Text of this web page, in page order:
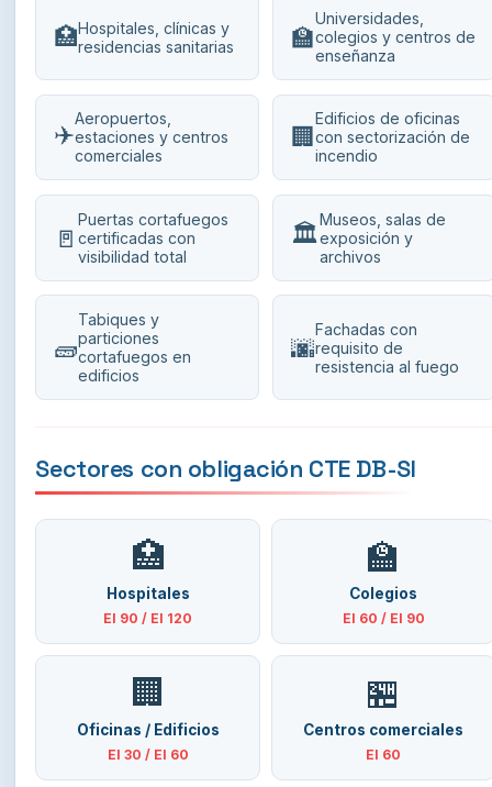
🏥Hospitales, clínicas y
residencias sanitarias
🏫
Universidades,
colegios y centros de
enseñanza
✈️Aeropuertos,
estaciones y centros
comerciales
🏢
Edificios de oficinas
con sectorización de
incendio
🚪
Puertas cortafuegos
certificadas con
visibilidad total
🏛️Museos, salas de
exposición y
archivos
🧱
Tabiques y
particiones
cortafuegos en
edificios
🌆
Fachadas con
requisito de
resistencia al fuego
Sectores con obligación CTE DB-SI
🏥
Hospitales
EI 90 / EI 120
🏫
Colegios
EI 60 / EI 90
🏢
Oficinas / Edificios
EI 30 / EI 60
🏪
Centros comerciales
EI 60